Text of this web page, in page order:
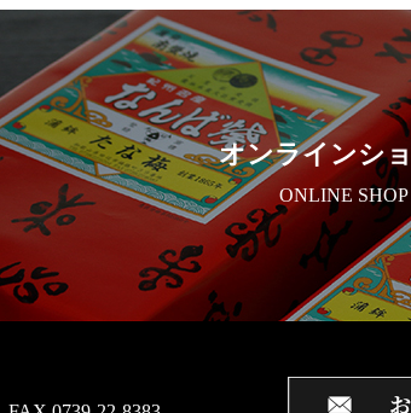
オンラインシ
ONLINE SHOP